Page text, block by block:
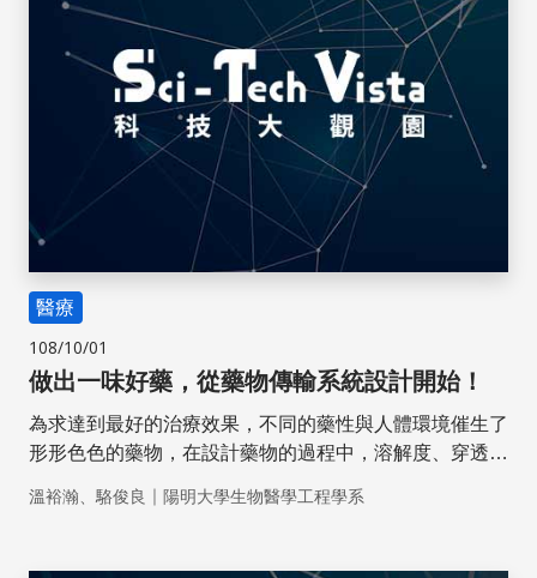
醫療
108/10/01
做出一味好藥，從藥物傳輸系統設計開始！
為求達到最好的治療效果，不同的藥性與人體環境催生了
形形色色的藥物，在設計藥物的過程中，溶解度、穿透
注重點，因此，不論是口服藥品還是針劑，各式各樣的藥
溫裕瀚、駱俊良 ｜ 陽明大學生物醫學工程學系